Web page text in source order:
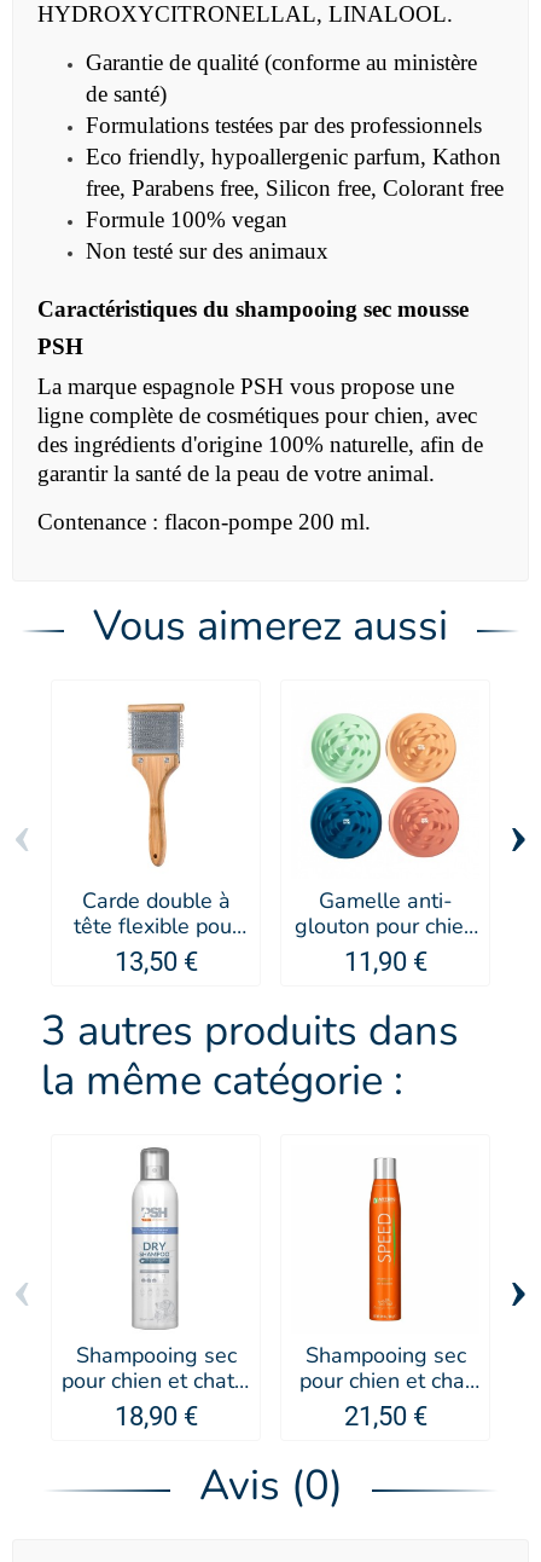
HYDROXYCITRONELLAL, LINALOOL.
Garantie de qualité (conforme au ministère
de santé)
Formulations testées par des professionnels
Eco friendly, hypoallergenic parfum, Kathon
free, Parabens free, Silicon free, Colorant free
Formule 100% vegan
Non testé sur des animaux
Caractéristiques du shampooing sec mousse
PSH
La marque espagnole PSH vous propose une
ligne complète de cosmétiques pour chien, avec
des ingrédients d'origine 100% naturelle, afin de
garantir la santé de la peau de votre animal.
Contenance : flacon-pompe 200 ml.
Vous aimerez aussi
Carde double à
tête flexible pour
chien et chat -
Artero
13,50 €
Gamelle anti-
glouton pour chien
et chat en silicone
- MARTIN SELLIER
11,90 €
‹ ›
3 autres produits dans
la même catégorie :
Shampooing sec
pour chien et chat -
PSH
18,90 €
Shampooing sec
pour chien et chat
Speed - Artero
21,50 €
‹ ›
Avis (0)